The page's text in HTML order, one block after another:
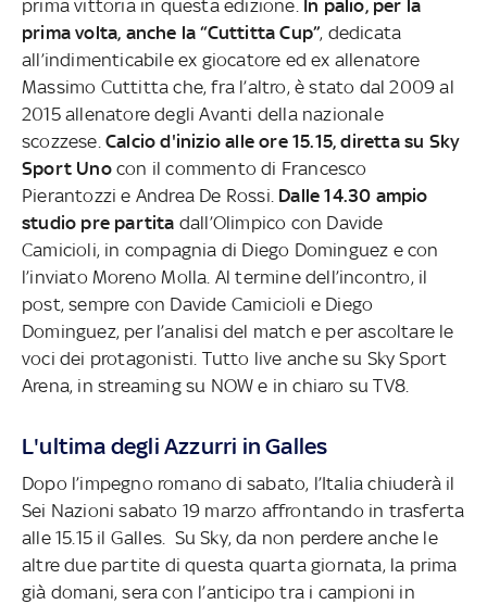
prima vittoria in questa edizione. In palio, per la
prima volta, anche la “Cuttitta Cup”, dedicata
all’indimenticabile ex giocatore ed ex allenatore
Massimo Cuttitta che, fra l’altro, è stato dal 2009 al
2015 allenatore degli Avanti della nazionale
scozzese. Calcio d'inizio alle ore 15.15, diretta su Sky
Sport Unocon il commento di Francesco
Pierantozzi e Andrea De Rossi. Dalle 14.30 ampio
studio pre partita dall’Olimpico con Davide
Camicioli, in compagnia di Diego Dominguez e con
l’inviato Moreno Molla. Al termine dell’incontro, il
post, sempre con Davide Camicioli e Diego
Dominguez, per l’analisi del match e per ascoltare le
voci dei protagonisti. Tutto live anche su Sky Sport
Arena, in streaming su NOW e in chiaro su TV8.
L'ultima degli Azzurri in Galles
Dopo l’impegno romano di sabato, l’Italia chiuderà il
Sei Nazioni sabato 19 marzo affrontando in trasferta
alle 15.15 il Galles. Su Sky, da non perdere anche le
altre due partite di questa quarta giornata, la prima
già domani, sera con l’anticipo tra i campioni in